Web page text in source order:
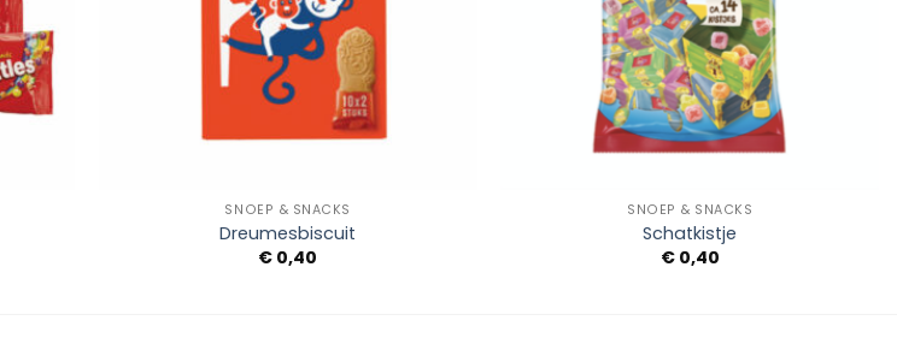
SNOEP & SNACKS
Dreumesbiscuit
€ 0,40
SNOEP & SNACKS
Schatkistje
€0,40